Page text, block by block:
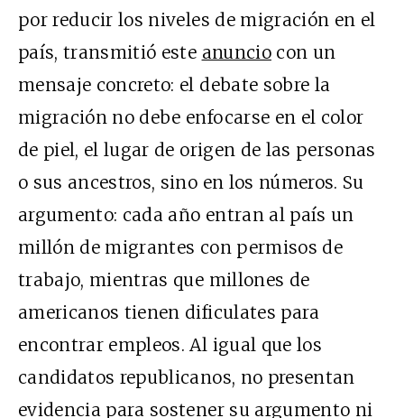
por reducir los niveles de migración en el
país, transmitió este anunciocon un
mensaje concreto: el debate sobre la
migración no debe enfocarse en el color
de piel, el lugar de origen de las personas
o sus ancestros, sino en los números. Su
argumento: cada año entran al país un
millón de migrantes con permisos de
trabajo, mientras que millones de
americanos tienen dificulates para
encontrar empleos. Al igual que los
candidatos republicanos, no presentan
evidencia para sostener su argumento ni